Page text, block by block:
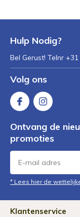
Hulp Nodig?
Bel Gerust! Telnr
Volg ons
Ontvang de
promoties
* Lees hier de
Klantenservice